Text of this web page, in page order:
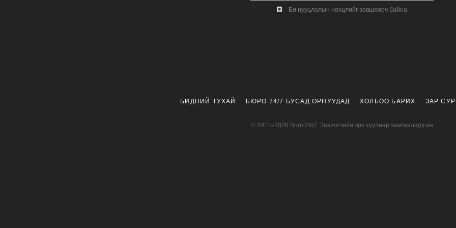
Би нууцлалын нөхцлийг зөвшөөрч байна
БИДНИЙ ТУХАЙ БЮРО 24/7 БУСАД ОРНУУДАД ХОЛБОО БАРИХ ЗАР
© 2011–2026 Buro 24/7. Зохиогчийн эрх хуулиар хамгаалагдсан